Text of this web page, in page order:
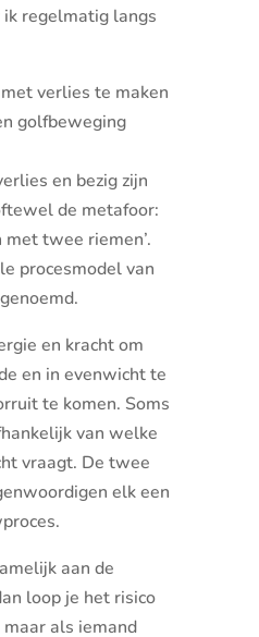
regelmatig langs
verlies te maken
golfbeweging
en bezig zijn
de metafoor:
met twee riemen’.
procesmodel van
en kracht om
en in evenwicht te
te komen. Soms
van welke
vraagt. De twee
elk een
aan de
loop je het risico
als iemand